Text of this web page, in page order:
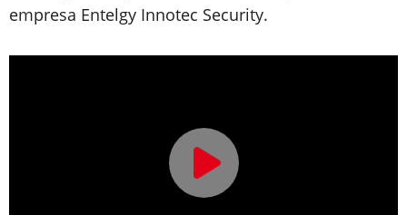
empresa Entelgy Innotec Security.